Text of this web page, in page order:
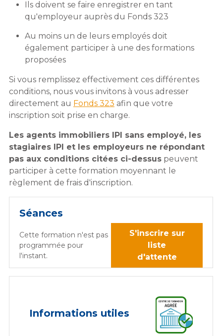
Ils doivent se faire enregistrer en tant
qu'employeur auprès du Fonds 323
Au moins un de leurs employés doit
également participer à une des formations
proposées
Si vous remplissez effectivement ces différentes
conditions, nous vous invitons à vous adresser
directement au Fonds 323 afin que votre
inscription soit prise en charge.
Les agents immobiliers IPI sans employé, les
stagiaires IPI et les employeurs ne répondant
pas aux conditions citées ci-dessus peuvent
participer à cette formation moyennant le
règlement de frais d'inscription.
Séances
Cette formation n'est pas
programmée pour
l'instant.
S'inscrire sur
liste
d'attente
Informations utiles